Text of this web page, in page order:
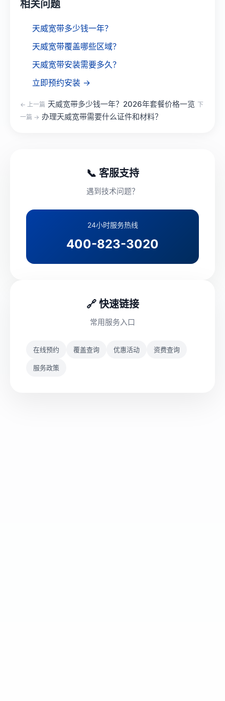
相关问题
天威宽带多少钱一年？
天威宽带覆盖哪些区域？
天威宽带安装需要多久？
立即预约安装 →
← 上一篇 天威宽带多少钱一年？2026年套餐价格一览 下
一篇 → 办理天威宽带需要什么证件和材料？
📞 客服支持
遇到技术问题？
24小时服务热线
400-823-3020
🔗 快速链接
常用服务入口
在线预约 覆盖查询 优惠活动 资费查询
服务政策